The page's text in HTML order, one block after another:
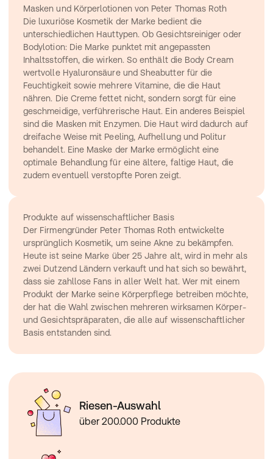
Masken und Körperlotionen von Peter Thomas Roth
Die luxuriöse Kosmetik der Marke bedient die
unterschiedlichen Hauttypen. Ob Gesichtsreiniger oder
Bodylotion: Die Marke punktet mit angepassten
Inhaltsstoffen, die wirken. So enthält die Body Cream
wertvolle Hyaluronsäure und Sheabutter für die
Feuchtigkeit sowie mehrere Vitamine, die die Haut
nähren. Die Creme fettet nicht, sondern sorgt für eine
geschmeidige, verführerische Haut. Ein anderes Beispiel
sind die Masken mit Enzymen. Die Haut wird dadurch auf
dreifache Weise mit Peeling, Aufhellung und Politur
behandelt. Eine Maske der Marke ermöglicht eine
optimale Behandlung für eine ältere, faltige Haut, die
zudem eventuell verstopfte Poren zeigt.
Produkte auf wissenschaftlicher Basis
Der Firmengründer Peter Thomas Roth entwickelte
ursprünglich Kosmetik, um seine Akne zu bekämpfen.
Heute ist seine Marke über 25 Jahre alt, wird in mehr als
zwei Dutzend Ländern verkauft und hat sich so bewährt,
dass sie zahllose Fans in aller Welt hat. Wer mit einem
Produkt der Marke seine Körperpflege betreiben möchte,
der hat die Wahl zwischen mehreren wirksamen Körper-
und Gesichtspräparaten, die alle auf wissenschaftlicher
Basis entstanden sind.
Riesen-Auswahl
über 200.000 Produkte